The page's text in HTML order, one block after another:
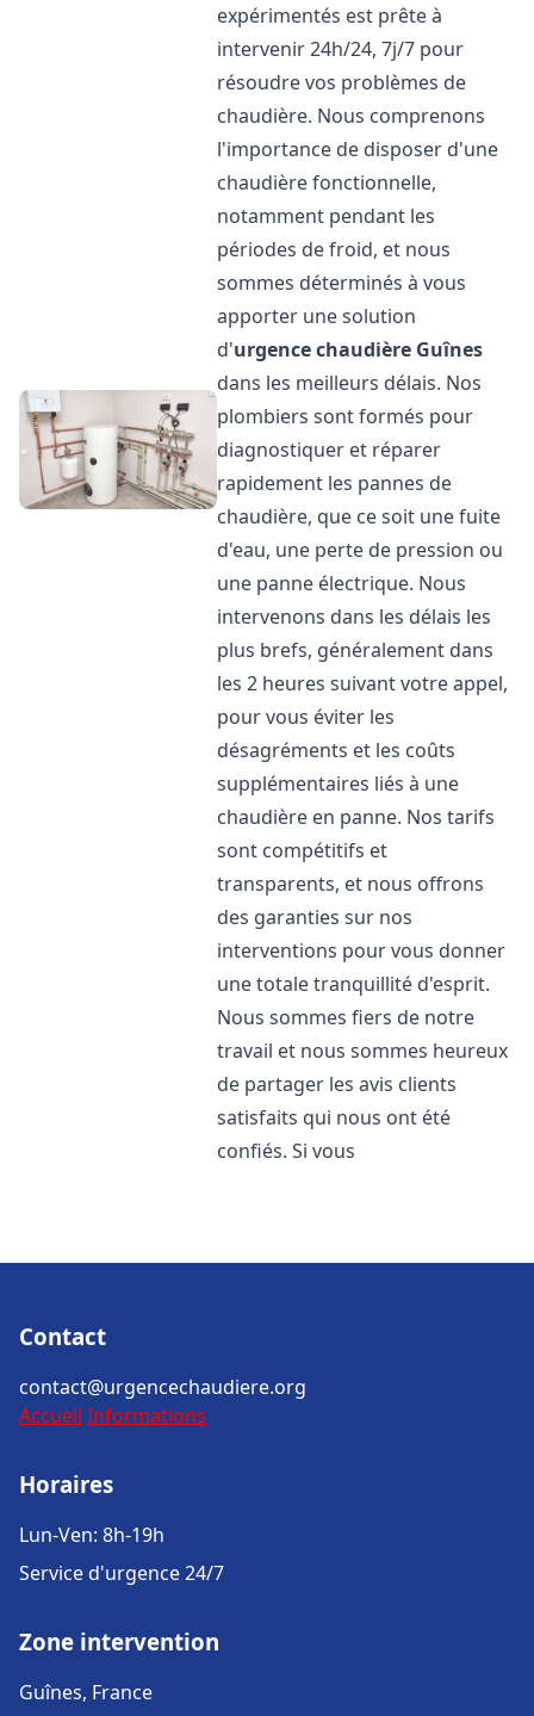
expérimentés est prête à
intervenir 24h/24, 7j/7 pour
résoudre vos problèmes de
chaudière. Nous comprenons
l'importance de disposer d'une
chaudière fonctionnelle,
notamment pendant les
périodes de froid, et nous
sommes déterminés à vous
apporter une solution
d'urgence chaudière Guînes
dans les meilleurs délais. Nos
plombiers sont formés pour
diagnostiquer et réparer
rapidement les pannes de
chaudière, que ce soit une fuite
d'eau, une perte de pression ou
une panne électrique. Nous
intervenons dans les délais les
plus brefs, généralement dans
les 2 heures suivant votre appel,
pour vous éviter les
désagréments et les coûts
supplémentaires liés à une
chaudière en panne. Nos tarifs
sont compétitifs et
transparents, et nous offrons
des garanties sur nos
interventions pour vous donner
une totale tranquillité d'esprit.
Nous sommes fiers de notre
travail et nous sommes heureux
de partager les avis clients
satisfaits qui nous ont été
confiés. Si vous
Contact
contact@urgencechaudiere.org
Accueil Informations
Horaires
Lun-Ven: 8h-19h
Service d'urgence 24/7
Zone intervention
Guînes, France